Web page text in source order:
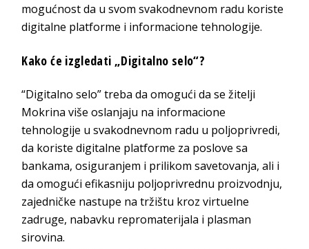
mogućnost da u svom svakodnevnom radu koriste
digitalne platforme i informacione tehnologije.
Kako će izgledati „Digitalno selo“?
“Digitalno selo” treba da omogući da se žitelji
Mokrina više oslanjaju na informacione
tehnologije u svakodnevnom radu u poljoprivredi,
da koriste digitalne platforme za poslove sa
bankama, osiguranjem i prilikom savetovanja, ali i
da omogući efikasniju poljoprivrednu proizvodnju,
zajedničke nastupe na tržištu kroz virtuelne
zadruge, nabavku repromaterijala i plasman
sirovina.